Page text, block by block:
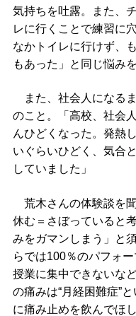
気持ちを吐露。また、
レに行くことで練習に
なかトイレに行けず、
もあった」と同じ悩み
また、社会人になる
のこと。「高校、社会
んひどくなった。発熱
いぐらいひどく、気合
していました」
荒木さんの体験談を
休む＝さぼっていると
みをガマンしまう」と
らでは100％のパフォ
授業に集中できないな
の痛みは“月経困難症”
に痛み止めを飲んでほ